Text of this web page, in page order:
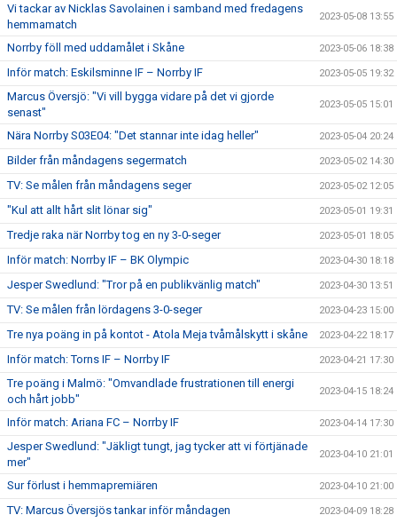
Vi tackar av Nicklas Savolainen i samband med fredagens
hemmamatch
2023-05-08 13:55
Norrby föll med uddamålet i Skåne 2023-05-06 18:38
Inför match: Eskilsminne IF – Norrby IF 2023-05-05 19:32
Marcus Översjö: "Vi vill bygga vidare på det vi gjorde
senast"
2023-05-05 15:01
Nära Norrby S03E04: "Det stannar inte idag heller" 2023-05-04 20:24
Bilder från måndagens segermatch 2023-05-02 14:30
TV: Se målen från måndagens seger 2023-05-02 12:05
"Kul att allt hårt slit lönar sig" 2023-05-01 19:31
Tredje raka när Norrby tog en ny 3-0-seger 2023-05-01 18:05
Inför match: Norrby IF – BK Olympic 2023-04-30 18:18
Jesper Swedlund: "Tror på en publikvänlig match" 2023-04-30 13:51
TV: Se målen från lördagens 3-0-seger 2023-04-23 15:00
Tre nya poäng in på kontot - Atola Meja tvåmålskytt i skåne 2023-04-22 18:17
Inför match: Torns IF – Norrby IF 2023-04-21 17:30
Tre poäng i Malmö: "Omvandlade frustrationen till energi
och hårt jobb"
2023-04-15 18:24
Inför match: Ariana FC – Norrby IF 2023-04-14 17:30
Jesper Swedlund: "Jäkligt tungt, jag tycker att vi förtjänade
mer"
2023-04-10 21:01
Sur förlust i hemmapremiären 2023-04-10 21:00
TV: Marcus Översjös tankar inför måndagen 2023-04-09 18:28